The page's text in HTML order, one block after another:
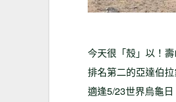
今天很「殼」以！
排名第二的亞達伯
適逢5/23世界烏龜